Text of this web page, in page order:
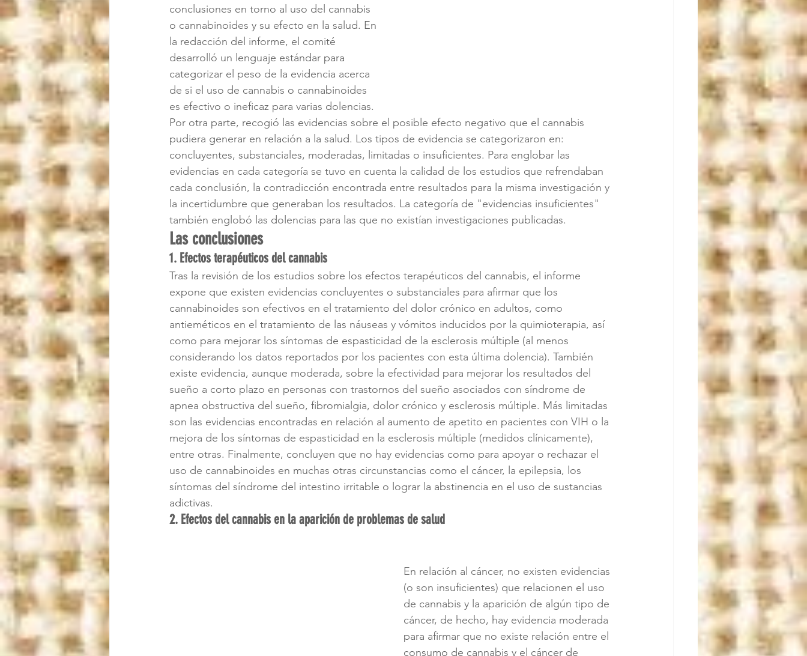
conclusiones en torno al uso del cannabis
o cannabinoides y su efecto en la salud. En
la redacción del informe, el comité
desarrolló un lenguaje estándar para
categorizar el peso de la evidencia acerca
de si el uso de cannabis o cannabinoides
es efectivo o ineficaz para varias dolencias.
Por otra parte, recogió las evidencias sobre el posible efecto negativo que el cannabis
pudiera generar en relación a la salud. Los tipos de evidencia se categorizaron en:
concluyentes, substanciales, moderadas, limitadas o insuficientes. Para englobar las
evidencias en cada categoría se tuvo en cuenta la calidad de los estudios que refrendaban
cada conclusión, la contradicción encontrada entre resultados para la misma investigación y
la incertidumbre que generaban los resultados. La categoría de "evidencias insuficientes"
también englobó las dolencias para las que no existían investigaciones publicadas.
Las conclusiones
1. Efectos terapéuticos del cannabis
Tras la revisión de los estudios sobre los efectos terapéuticos del cannabis, el informe
expone que existen evidencias concluyentes o substanciales para afirmar que los
cannabinoides son efectivos en el tratamiento del dolor crónico en adultos, como
antieméticos en el tratamiento de las náuseas y vómitos inducidos por la quimioterapia, así
como para mejorar los síntomas de espasticidad de la esclerosis múltiple (al menos
considerando los datos reportados por los pacientes con esta última dolencia). También
existe evidencia, aunque moderada, sobre la efectividad para mejorar los resultados del
sueño a corto plazo en personas con trastornos del sueño asociados con síndrome de
apnea obstructiva del sueño, fibromialgia, dolor crónico y esclerosis múltiple. Más limitadas
son las evidencias encontradas en relación al aumento de apetito en pacientes con VIH o la
mejora de los síntomas de espasticidad en la esclerosis múltiple (medidos clínicamente),
entre otras. Finalmente, concluyen que no hay evidencias como para apoyar o rechazar el
uso de cannabinoides en muchas otras circunstancias como el cáncer, la epilepsia, los
síntomas del síndrome del intestino irritable o lograr la abstinencia en el uso de sustancias
adictivas.
2. Efectos del cannabis en la aparición de problemas de salud
En relación al cáncer, no existen evidencias
(o son insuficientes) que relacionen el uso
de cannabis y la aparición de algún tipo de
cáncer, de hecho, hay evidencia moderada
para afirmar que no existe relación entre el
consumo de cannabis y el cáncer de